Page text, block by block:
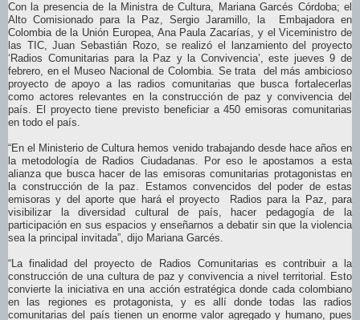
Con la presencia de la Ministra de Cultura, Mariana Garcés Córdoba; el
Alto Comisionado para la Paz, Sergio Jaramillo, la Embajadora en
Colombia de la Unión Europea, Ana Paula Zacarías, y el Viceministro de
las TIC, Juan Sebastián Rozo, se realizó el lanzamiento del proyecto
‘Radios Comunitarias para la Paz y la Convivencia’, este jueves 9 de
febrero, en el Museo Nacional de Colombia. Se trata del más ambicioso
proyecto de apoyo a las radios comunitarias que busca fortalecerlas
como actores relevantes en la construcción de paz y convivencia del
país. El proyecto tiene previsto beneficiar a 450 emisoras comunitarias
en todo el país.
“En el Ministerio de Cultura hemos venido trabajando desde hace años en
la metodología de Radios Ciudadanas. Por eso le apostamos a esta
alianza que busca hacer de las emisoras comunitarias protagonistas en
la construcción de la paz. Estamos convencidos del poder de estas
emisoras y del aporte que hará el proyecto Radios para la Paz, para
visibilizar la diversidad cultural de país, hacer pedagogía de la
participación en sus espacios y enseñarnos a debatir sin que la violencia
sea la principal invitada”, dijo Mariana Garcés.
“La finalidad del proyecto de Radios Comunitarias es contribuir a la
construcción de una cultura de paz y convivencia a nivel territorial. Esto
convierte la iniciativa en una acción estratégica donde cada colombiano
en las regiones es protagonista, y es allí donde todas las radios
comunitarias del país tienen un enorme valor agregado y humano, pues